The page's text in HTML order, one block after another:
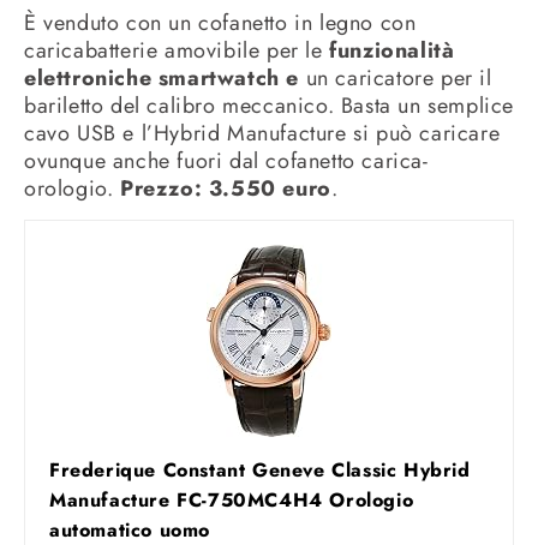
È venduto con un cofanetto in legno con
caricabatterie amovibile per lefunzionalità
elettroniche smartwatch e un caricatore per il
bariletto del calibro meccanico. Basta un semplice
cavo USB e l’Hybrid Manufacture si può caricare
ovunque anche fuori dal cofanetto carica-
orologio. Prezzo: 3.550 euro.
Frederique Constant Geneve Classic Hybrid
Manufacture FC-750MC4H4 Orologio
automatico uomo